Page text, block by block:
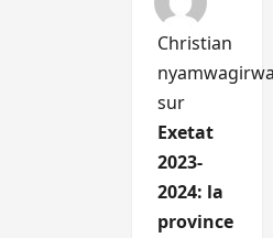
Christian
sur
Exetat
2023-
2024: la
province